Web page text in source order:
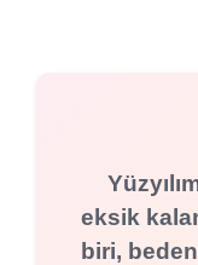
eksik
biri,